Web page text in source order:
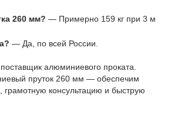
260 мм? — Примерно 159 кг при 3 м
— Да, по всей России.
алюминиевого проката.
пруток 260 мм — обеспечим
грамотную консультацию и быструю